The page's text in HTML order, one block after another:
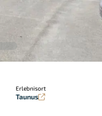
Erlebnisort
Taunus